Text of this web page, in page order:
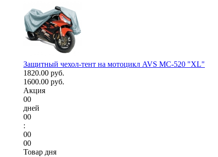
Защитный чехол-тент на мотоцикл AVS МС-520 "XL"
1820.00 руб.
1600.00 руб.
Акция
00
дней
00
:
00
00
Товар дня